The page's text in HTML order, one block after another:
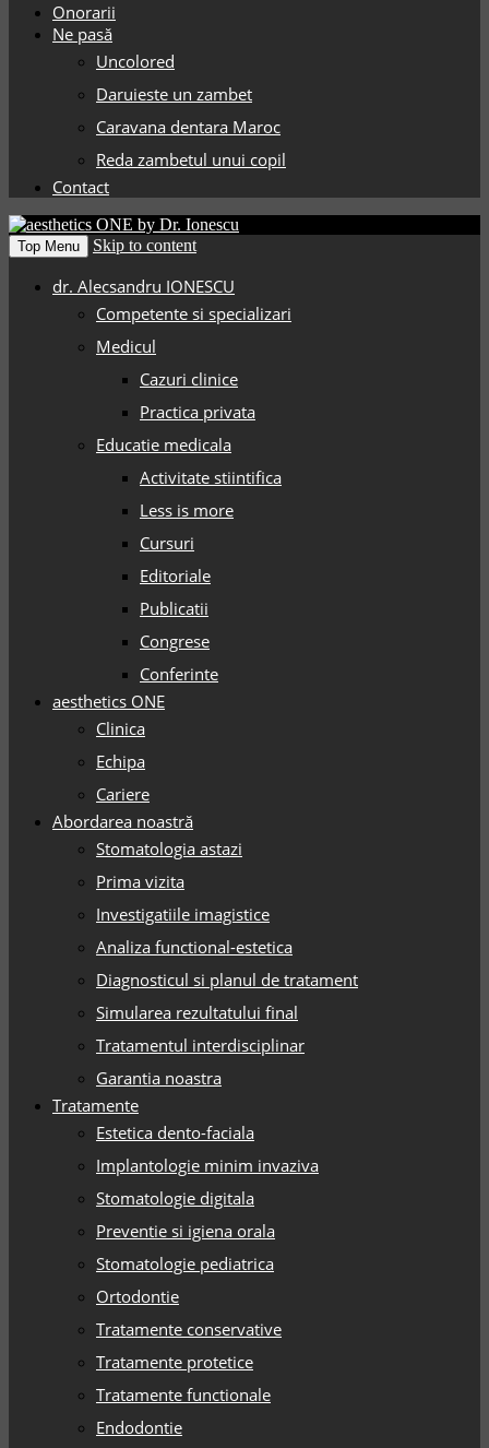
Onorarii
Ne pasă
Uncolored
Daruieste un zambet
Caravana dentara Maroc
Reda zambetul unui copil
Contact
Top Menu Skip to content
dr. Alecsandru IONESCU
Competente si specializari
Medicul
Cazuri clinice
Practica privata
Educatie medicala
Activitate stiintifica
Less is more
Cursuri
Editoriale
Publicatii
Congrese
Conferinte
aesthetics ONE
Clinica
Echipa
Cariere
Abordarea noastră
Stomatologia astazi
Prima vizita
Investigatiile imagistice
Analiza functional-estetica
Diagnosticul si planul de tratament
Simularea rezultatului final
Tratamentul interdisciplinar
Garantia noastra
Tratamente
Estetica dento-faciala
Implantologie minim invaziva
Stomatologie digitala
Preventie si igiena orala
Stomatologie pediatrica
Ortodontie
Tratamente conservative
Tratamente protetice
Tratamente functionale
Endodontie